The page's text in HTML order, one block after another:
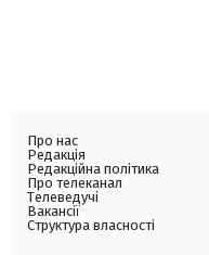
Про нас
Редакція
Редакційна політика
Про телеканал
Телеведучі
Вакансії
Структура власності